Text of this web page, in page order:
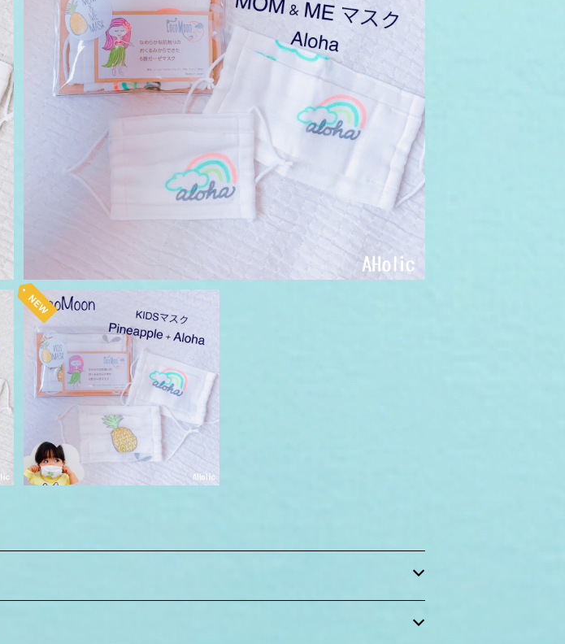
CocoMoon Hawaii MOM & ME MASK アロハ 親子ペア マスク 送
料無料
¥1,650
キッズマスク ココムーン ハワイ
パイナップル＋アロハ 送料無料
¥1,650